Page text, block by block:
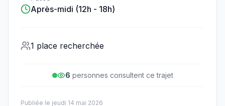
Après-midi (12h - 18h)
1 place recherchée
6 personnes consultentce trajet
Publiée le jeudi 14 mai 2026